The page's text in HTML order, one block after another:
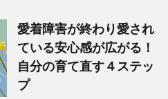
愛着障害が終わり愛され
ている安心感が広がる！
自分の育て直す４ステッ
プ